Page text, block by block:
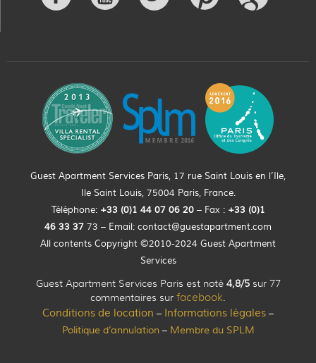
Guest Apartment Services Paris, 17 rue Saint Louis en l’Ile,
Ile Saint Louis, 75004 Paris, France.
Téléphone: +33 (0)1 4407 06 20– Fax : +33(0)1
46 33 37 73 – Email: contact@guestapartment.com
All contents Copyright ©2010-2024 Guest Apartment
Services
Guest Apartment Services Paris est noté 4,8/5sur 77
commentaires sur facebook.
Conditions de location – Informations légales –
Politique d’annulation– Membre du SPLM